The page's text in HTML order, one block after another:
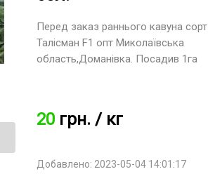
Перед заказ раннього кавуна сорт
Талісман F1 опт Миколаївська
область,Доманівка. Посадив 1га
20 грн./ кг
Добавлено: 2023-05-04 14:01:17